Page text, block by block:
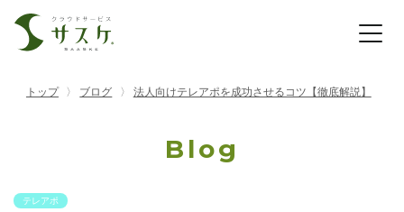
トップ ブログ 法人向けテレアポを成功させるコツ【徹底解説】
Blog
テレアポ